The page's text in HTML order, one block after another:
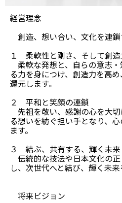
経営理念
創造、想い合い、文化を連
１ 柔軟性と剛さ、そして創
柔軟な発想と、自らの意志
る力を身につけ、創造力を高
還元します。
２ 平和と笑顔の連鎖
先祖を敬い、感謝の心を大
る想いを紡ぐ担い手となり、
ます。
３ 結ぶ、共有する、輝く未来
伝統的な技法や日本文化の
し、次世代へと結び、輝く未来
将来ビジョン